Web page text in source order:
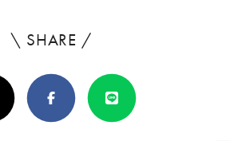
\ SHARE /
ろ
し
け
FacebookLine